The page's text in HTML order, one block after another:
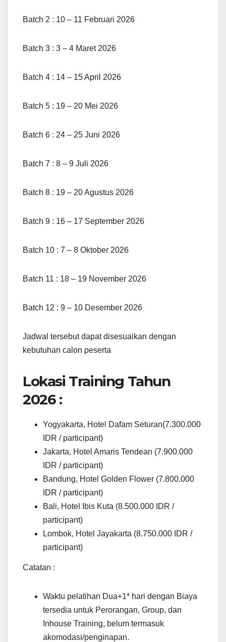
Batch 2 : 10 – 11 Februari 2026
Batch 3 : 3 – 4 Maret 2026
Batch 4 : 14 – 15 April 2026
Batch 5 : 19 – 20 Mei 2026
Batch 6 : 24 – 25 Juni 2026
Batch 7 : 8 – 9 Juli 2026
Batch 8 : 19 – 20 Agustus 2026
Batch 9 : 16 – 17 September 2026
Batch 10 : 7 – 8 Oktober 2026
Batch 11 : 18 – 19 November 2026
Batch 12 : 9 – 10 Desember 2026
Jadwal tersebut dapat disesuaikan dengan
kebutuhan calon peserta
Lokasi Training Tahun
2026 :
Yogyakarta, Hotel Dafam Seturan(7.300.000
IDR / participant)
Jakarta, Hotel Amaris Tendean (7.900.000
IDR / participant)
Bandung, Hotel Golden Flower (7.800.000
IDR / participant)
Bali, Hotel Ibis Kuta (8.500.000 IDR /
participant)
Lombok, Hotel Jayakarta (8.750.000 IDR /
participant)
Catatan :
Waktu pelatihan Dua+1* hari dengan Biaya
tersedia untuk Perorangan, Group, dan
Inhouse Training, belum termasuk
akomodasi/penginapan.